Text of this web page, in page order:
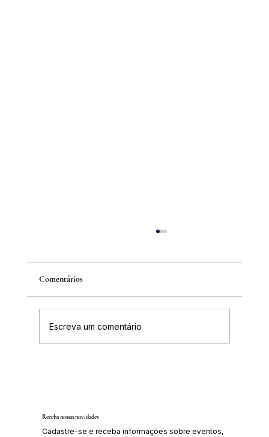
Comentários
Escreva um comentário
Receba nossas novidades
Cadastre-se e receba informações sobre eventos,